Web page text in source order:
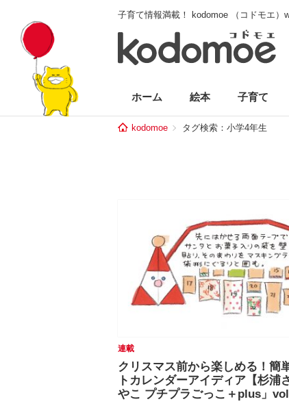
子育て情報満載！ kodomoe （コドモエ）
ホーム 絵本 子育て
kodomoe タグ検索：小学4年生
連載
クリスマス前から楽しめる！簡
トカレンダーアイディア【杉浦
やこ プチプラごっこ＋plus」